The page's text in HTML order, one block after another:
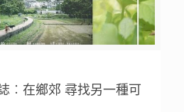
︰在鄉郊 尋找另一種可